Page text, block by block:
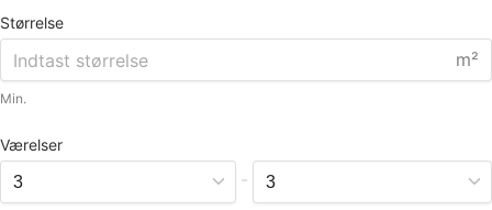
Størrelse
m²
Min.
Værelser
-